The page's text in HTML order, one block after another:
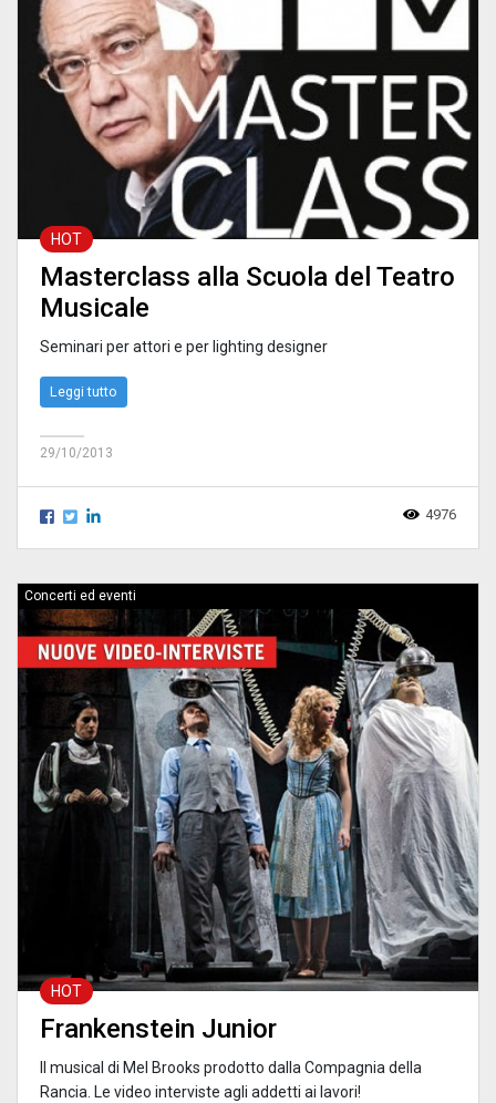
HOT
Masterclass alla Scuola del Teatro
Musicale
Seminari per attori e per lighting designer
Leggi tutto
29/10/2013
4976
Concerti ed eventi
HOT
Frankenstein Junior
Il musical di Mel Brooks prodotto dalla Compagnia della
Rancia. Le video interviste agli addetti ai lavori!